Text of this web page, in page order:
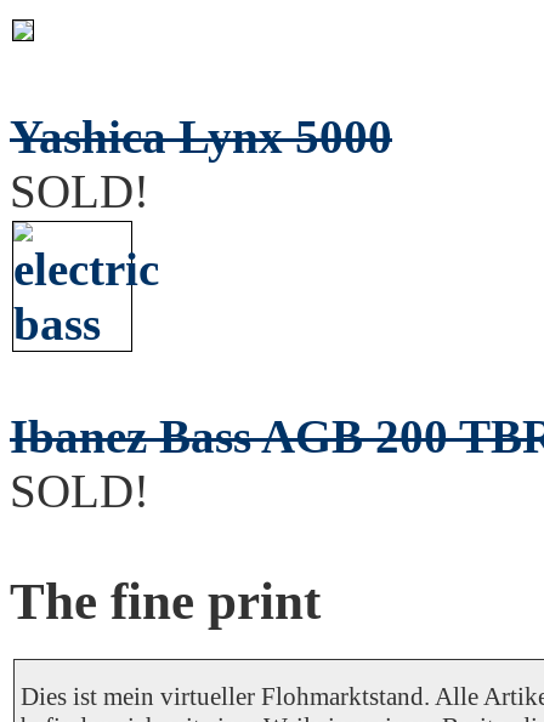
Yashica Lynx 5000
SOLD!
Ibanez Bass AGB 200
SOLD!
The fine print
Dies ist mein virtueller Flohmarktstand. Alle